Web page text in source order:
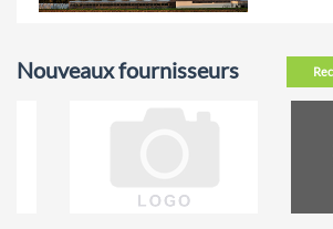
Nouveaux fournisseurs